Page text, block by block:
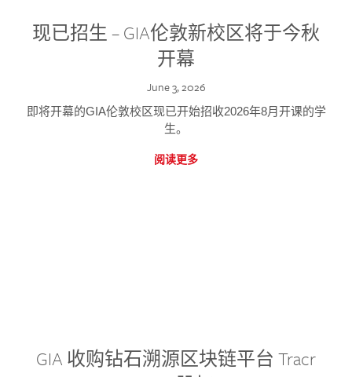
现已招生 – GIA伦敦新校区将于今秋
开幕
June 3, 2026
即将开幕的GIA伦敦校区现已开始招收2026年8月开课的学
生。
阅读更多
GIA 收购钻石溯源区块链平台 Tracr